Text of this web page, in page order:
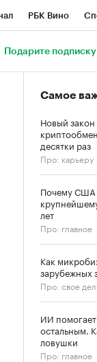
РБК Вино
Подарите подписку
Самое
Новый
десятки раз
Про: карьеру
Почему США
лет
Про: главное
Как
зарубежных
Про: свое
ИИ
остальным.
ловушки
Про: главное